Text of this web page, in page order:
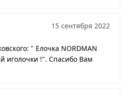
15 сентября 2022
" Елочка NORDMAN
иголочки !". Спасибо Вам